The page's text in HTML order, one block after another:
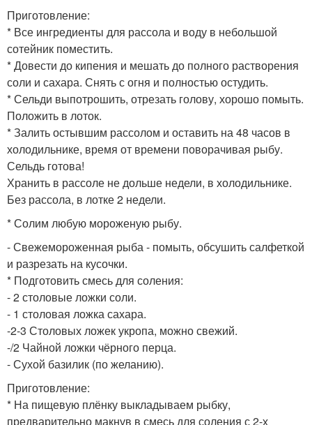
Приготовление:
* Все ингредиенты для рассола и воду в небольшой
сотейник поместить.
* Довести до кипения и мешать до полного растворения
соли и сахара. Снять с огня и полностью остудить.
* Сельди выпотрошить, отрезать голову, хорошо помыть.
Положить в лоток.
* Залить остывшим рассолом и оставить на 48 часов в
холодильнике, время от времени поворачивая рыбу.
Сельдь готова!
Хранить в рассоле не дольше недели, в холодильнике.
Без рассола, в лотке 2 недели.
* Солим любую мороженую рыбу.
- Свежемороженная рыба - помыть, обсушить салфеткой
и разрезать на кусочки.
* Подготовить смесь для соления:
- 2 столовые ложки соли.
- 1 столовая ложка сахара.
-2-3 Столовых ложек укропа, можно свежий.
-/2 Чайной ложки чёрного перца.
- Сухой базилик (по желанию).
Приготовление:
* На пищевую плёнку выкладываем рыбку,
предварительно макнув в смесь для соления с 2-х